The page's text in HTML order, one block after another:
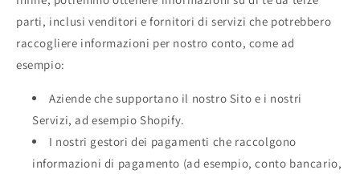
parti, inclusi venditori e fornitori di servizi che potrebbero
raccogliere informazioni per nostro conto, come ad
esempio:
Aziende che supportano il nostro Sito e i nostri
Servizi, ad esempio Shopify.
I nostri gestori dei pagamenti che raccolgono
informazioni di pagamento (ad esempio, conto bancario,